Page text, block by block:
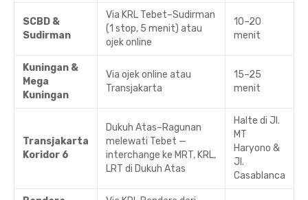
SCBD &
Sudirman
Via KRL Tebet–Sudirman
(1 stop, 5 menit) atau
ojek online
10–20
menit
Kuningan &
Mega
Kuningan
Via ojek online atau
Transjakarta
15–25
menit
Transjakarta
Koridor 6
Dukuh Atas–Ragunan
melewati Tebet —
interchange ke MRT, KRL,
LRT di Dukuh Atas
Halte di Jl.
MT
Haryono &
Jl.
Casablanca